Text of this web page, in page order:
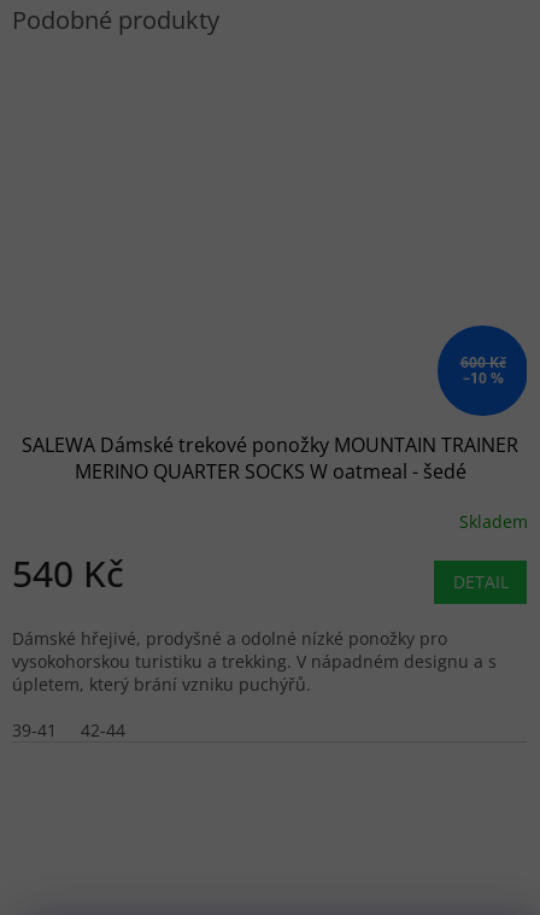
600 Kč
–10 %
SALEWA Dámské trekové ponožky MOUNTAIN TRAINER
MERINO QUARTER SOCKS W oatmeal - šedé
Skladem
540 Kč DETAIL
Dámské hřejivé, prodyšné a odolné nízké ponožky pro
vysokohorskou turistiku a trekking. V nápadném designu a s
úpletem, který brání vzniku puchýřů.
39-41
42-44